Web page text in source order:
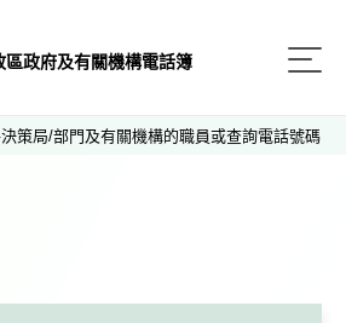
區政府及有關機構電話簿
策局/部門及有關機構的職員或查詢電話號碼